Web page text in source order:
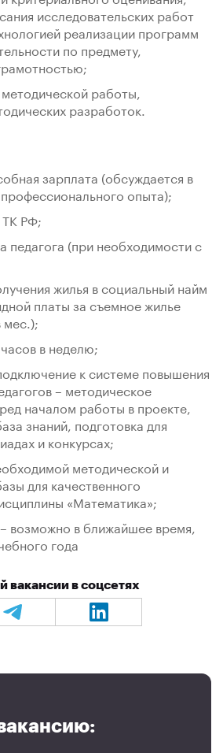
исследовательских работ
реализации программ
по предмету,
работы,
разработок.
зарплата (обсуждается в
опыта);
РФ;
педагога (при необходимости с
жилья в социальный найм
платы за съемное жилье
мес.);
в неделю;
к системе повышения
– методическое
началом работы в проекте,
знаний, подготовка для
и конкурсах;
методической и
для качественного
«Математика»;
возможно в ближайшее время,
года
вакансии в соцсетях